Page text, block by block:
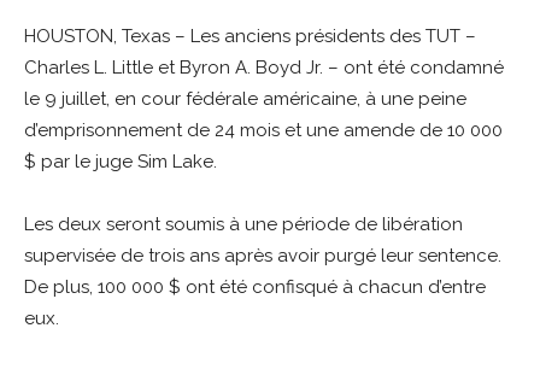
HOUSTON, Texas – Les anciens présidents des TUT –
Charles L. Little et Byron A. Boyd Jr. – ont été condamné
le 9 juillet, en cour fédérale américaine, à une peine
d’emprisonnement de 24 mois et une amende de 10 000
$ par le juge Sim Lake.
Les deux seront soumis à une période de libération
supervisée de trois ans après avoir purgé leur sentence.
De plus, 100 000 $ ont été confisqué à chacun d’entre
eux.